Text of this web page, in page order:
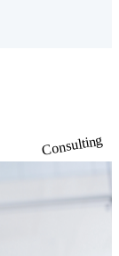
支援
IT先
で
シス
テム
模
ト
ィ
ま
Consulting